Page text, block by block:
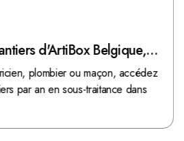
d'ArtiBox Belgique,
!
plombier ou maçon, accédez
par an en sous-traitance dans